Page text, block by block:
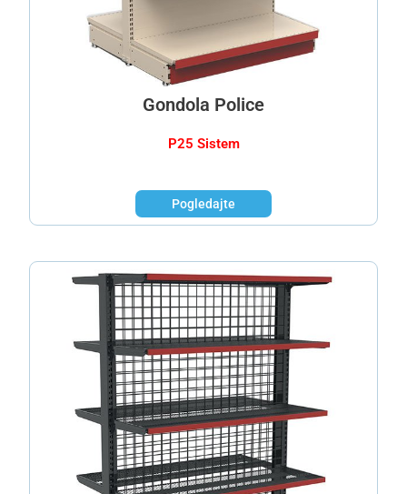
Gondola Police
P25 Sistem
Pogledajte